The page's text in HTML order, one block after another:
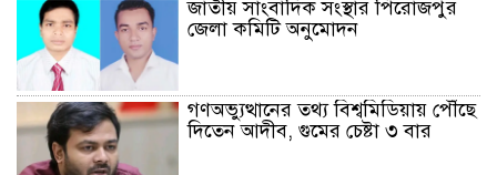
জাতীয় সাংবাদিক সংস্থার পিরোজপুর
জেলা কমিটি অনুমোদন
গণঅভ্যুত্থানের তথ্য বিশ্বমিডিয়ায় পৌঁছে
দিতেন আদীব, গুমের চেষ্টা ৩ বার